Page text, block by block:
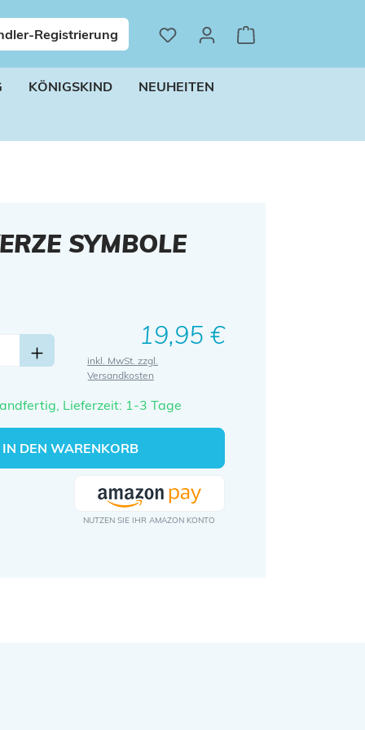
Registrierung
KÖNIGSKIND NEUHEITEN
SYMBOLE
Regulärer Preis:
19,95 €
inkl. MwSt. zzgl.
Versandkosten
Lieferzeit: 1-3 Tage
IN DEN WARENKORB